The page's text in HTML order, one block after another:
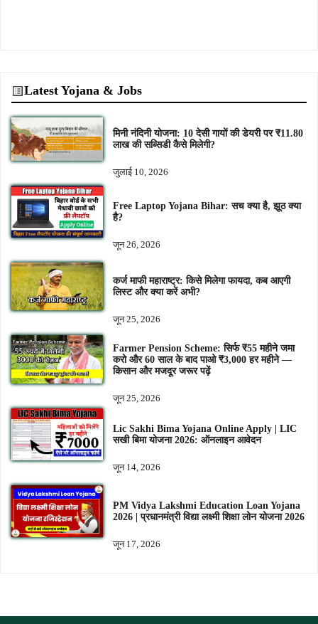
Latest Yojana & Jobs
मिनी नंदिनी योजना: 10 देसी गायों की डेयरी पर ₹11.80
लाख की सब्सिडी कैसे मिलेगी?
जुलाई 10, 2026
Free Laptop Yojana Bihar: सच क्या है, झूठ क्या
है?
जून 26, 2026
कर्ज माफी महाराष्ट्र: किसे मिलेगा फायदा, कब आएगी
लिस्ट और क्या करें अभी?
जून 25, 2026
Farmer Pension Scheme: सिर्फ ₹55 महीने जमा
करो और 60 साल के बाद पाओ ₹3,000 हर महीने —
किसान और मजदूर जरूर पढ़ें
जून 25, 2026
Lic Sakhi Bima Yojana Online Apply | LIC
सखी बिमा योजना 2026: ऑनलाइन आवेदन
जून 14, 2026
PM Vidya Lakshmi Education Loan Yojana
2026 | प्रधानमंत्री विद्या लक्ष्मी शिक्षा लोन योजना 2026
जून 17, 2026